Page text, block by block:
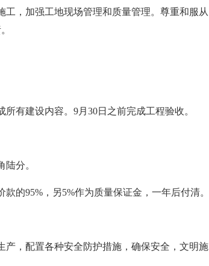
，加强工地现场管理和质量管理。尊重和服从
有建设内容。9月30日之前完成工程验收。
分。
的95%，另5%作为质量保证金，一年后付清。
产，配置各种安全防护措施，确保安全，文明施